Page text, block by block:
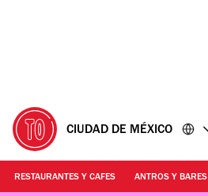
CIUDAD DE MÉXICO
RESTAURANTES Y CAFES ANTROS Y BARES